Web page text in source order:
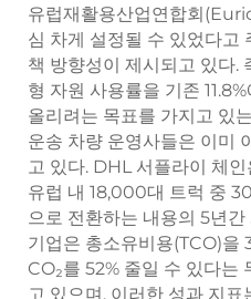
유럽재활용산업연합회
심 차게 설정될 수 있었다고
책 방향성이 제시되고 있다.
형 자원 사용률을 기존
올리려는 목표를 가지고 있
운송 차량 운영사들은 이미
고 있다. DHL 서플라이 체
유럽 내 18,000대 트럭 중
으로 전환하는 내용의 5년
기업은 총소유비용(TCO)을
CO₂를 52% 줄일 수 있다는
고 있으며, 이러한 성과 지